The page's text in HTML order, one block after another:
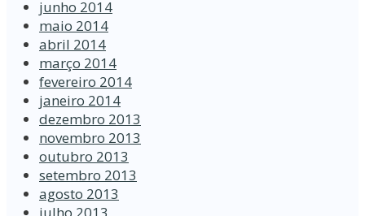
junho 2014
maio 2014
abril 2014
março 2014
fevereiro 2014
janeiro 2014
dezembro 2013
novembro 2013
outubro 2013
setembro 2013
agosto 2013